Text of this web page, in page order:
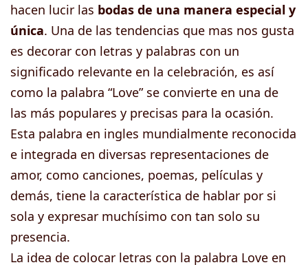
hacen lucir las bodas de una manera especial y
única. Una de las tendencias que mas nos gusta
es decorar con letras y palabras con un
significado relevante en la celebración, es así
como la palabra “Love” se convierte en una de
las más populares y precisas para la ocasión.
Esta palabra en ingles mundialmente reconocida
e integrada en diversas representaciones de
amor, como canciones, poemas, películas y
demás, tiene la característica de hablar por si
sola y expresar muchísimo con tan solo su
presencia.
La idea de colocar letras con la palabra Love en